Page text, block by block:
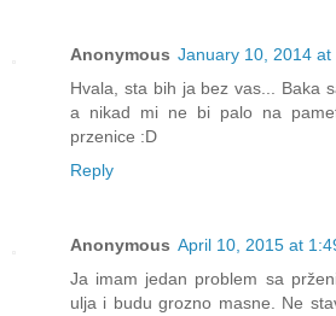
Anonymous January 10, 2014 at
Hvala, sta bih ja bez vas... Baka
a nikad mi ne bi palo na
przenice :D
Reply
Anonymous April 10, 2015 at
Ja imam jedan problem sa
ulja i budu grozno masne. Ne